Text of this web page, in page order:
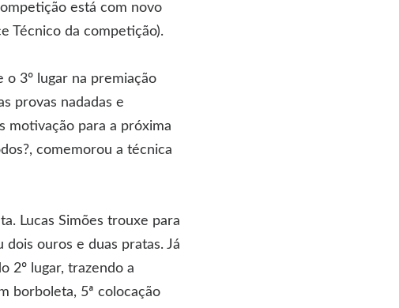
está com novo
Técnico da competição).
o 3º lugar na premiação
provas nadadas e
motivação para a próxima
comemorou a técnica
Lucas Simões trouxe para
ouros e duas pratas. Já
2º lugar, trazendo a
borboleta, 5ª colocação